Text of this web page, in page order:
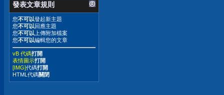
發表文章規則
您不可以發起新主題
您不可以 回應主題
您不可以 上傳附加檔案
您不可以編輯您的文章
vB 代碼打開
表情圖示打開
[IMG]代碼打開
HTML代碼關閉